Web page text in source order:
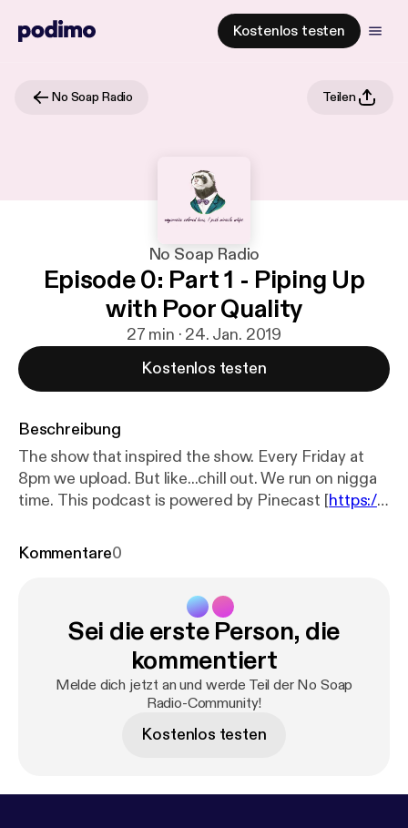
Kostenlos testen
No Soap Radio Teilen
No Soap Radio
Episode 0: Part 1 - Piping Up
with Poor Quality
27 min · 24. Jan. 2019
Kostenlos testen
Beschreibung
The show that inspired the show. Every Friday at
8pm we upload. But like...chill out. We run on nigga
time. This podcast is powered by Pinecast [https://p
Kommentare0
Sei die erste Person, die
kommentiert
Melde dich jetzt an und werde Teil der No Soap
Radio-Community!
Kostenlos testen